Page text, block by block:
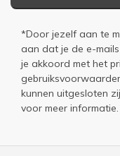
*Door jezelf aan te
aan dat je de e-
je akkoord met het
kunnen uitgesloten
voor meer informatie.